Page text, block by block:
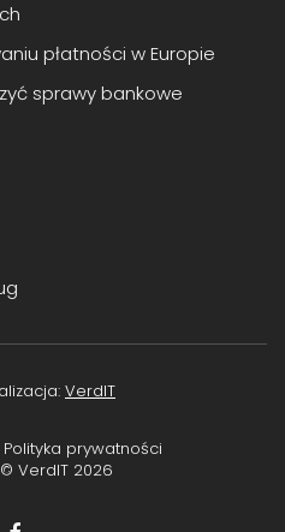
płatności w Europie
sprawy bankowe
VerdIT
Polityka prywatności
VerdIT 2026